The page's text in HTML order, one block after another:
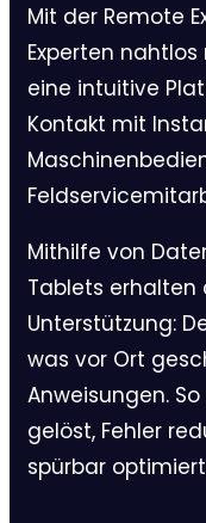
Mit der Remote
Experten
eine intuitive
Kontakt mit
Mithilfe von
Tablets erhalten
Unterstützung:
was vor Ort
Anweisungen.
gelöst, Fehler
spürbar